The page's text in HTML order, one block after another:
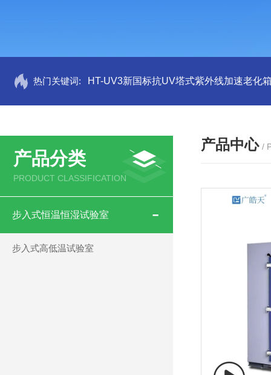
热门关键词: HT-UV3新国标抗UV塔式紫外线加速老化
产品分类
PRODUCT CLASSIFICATION
步入式恒温恒湿试验室
步入式高低温试验室
产品中心 /